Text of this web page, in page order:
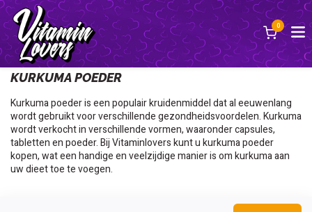
0
Terug
KURKUMA POEDER
Kurkuma poeder is een populair kruidenmiddel dat al eeuwenlang
wordt gebruikt voor verschillende gezondheidsvoordelen. Kurkuma
wordt verkocht in verschillende vormen, waaronder capsules,
tabletten en poeder. Bij Vitaminlovers kunt u kurkuma poeder
kopen, wat een handige en veelzijdige manier is om kurkuma aan
uw dieet toe te voegen.